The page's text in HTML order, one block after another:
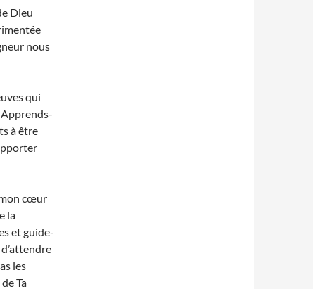
Dieu
nous
qui
Apprends-
à être
mon cœur
la
et guide-
les
Ta